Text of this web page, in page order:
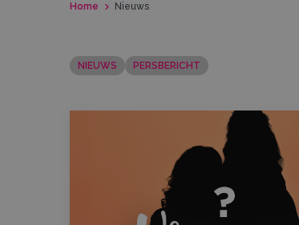
Home Nieuws
NIEUWS PERSBERICHT